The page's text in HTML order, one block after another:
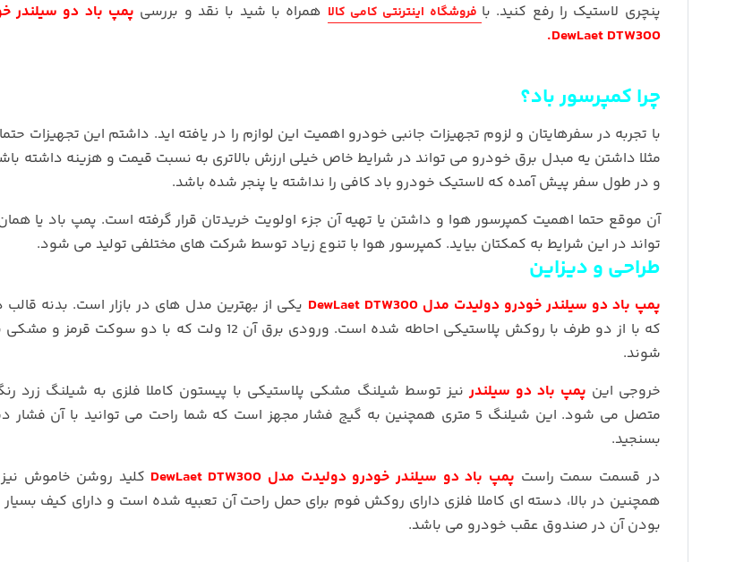
پنچری لاستیک را رفع کنید. با فروشگاه اینترنتی کامی کالا همراه با شید با نقد و بررسی پمپ باد دو سیلندر
DewLaet DTW300
.
چرا کمپرسور باد؟
با تجربه در سفرهایتان و لزوم تجهیزات جانبی خودرو اهمیت این لوازم را در یافته اید. داشتم این تجهیزات حتما
مثلا داشتن یه مبدل برق خودرو می تواند در شرایط خاص خیلی ارزش بالاتری به نسبت قیمت و هزینه داشته
و در طول سفر پیش آمده که لاستیک خودرو باد کافی را نداشته یا پنجر شده باشد.
آن موقع حتما اهمیت کمپرسور هوا و داشتن یا تهیه آن جزء اولویت خریدتان قرار گرفته است. پمپ باد یا
تواند در این شرایط به کمکتان بیاید. کمپرسور هوا با تنوع زیاد توسط شرکت های مختلفی تولید می شود.
طراحی و دیزاین
پمپ باد دو سیلندر خودرو دولیدت مدل DewLaet DTW300
یکی از بهترین مدل های در بازار است. بدنه
که با از دو طرف با روکش پلاستیکی احاطه شده است. ورودی برق آن 12 ولت که
شوند.
خروجی این پمپ باد دو سیلندر
متصل می شود. این شیلنگ 5 متری همچنین به گیج فشار مجهز است که شما راحت می توانید با آن
بسنجید.
در قسمت سمت راست پمپ باد دو سیلندر خودرو دولیدت مدل DewLaet DTW300
کلید روشن خاموش
همچنین در بالا، دسته ای کاملا فلزی دارای روکش فوم برای حمل راحت آن تعبیه شده است و دارای کیف
بودن آن در صندوق عقب خودرو می باشد.